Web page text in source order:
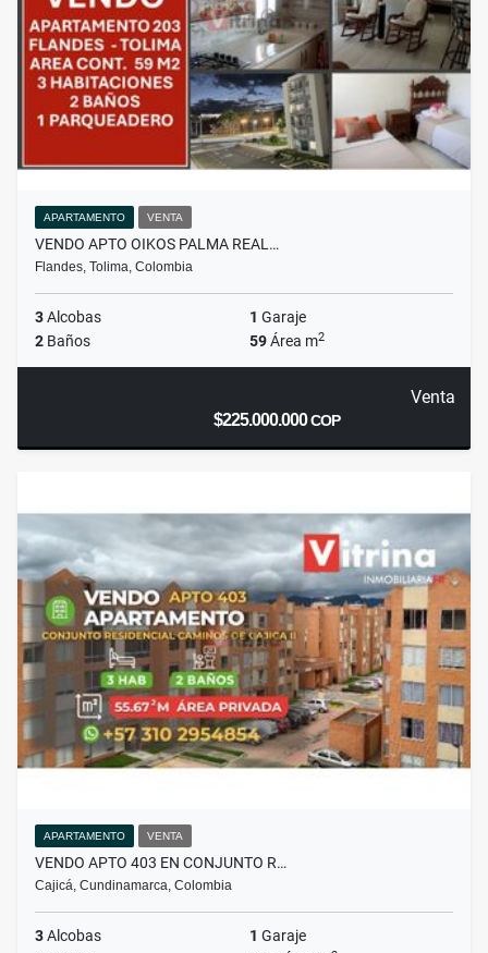
APARTAMENTO VENTA
VENDO APTO OIKOS PALMA REAL…
Flandes, Tolima, Colombia
3Alcobas 1 Garaje
2 Baños 59Área m2
Venta
$225.000.000COP
APARTAMENTO VENTA
VENDO APTO 403 EN CONJUNTO R…
Cajicá, Cundinamarca, Colombia
3Alcobas 1 Garaje